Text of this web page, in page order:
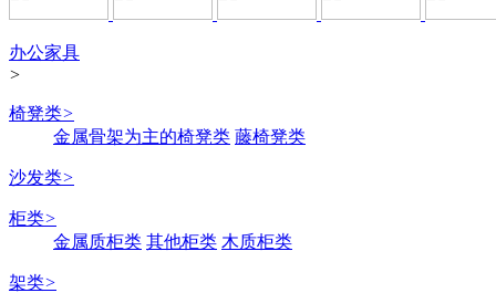
办公家具
>
椅凳类>
金属骨架为主的椅凳类 藤椅凳类
沙发类>
柜类>
金属质柜类 其他柜类 木质柜类
架类>